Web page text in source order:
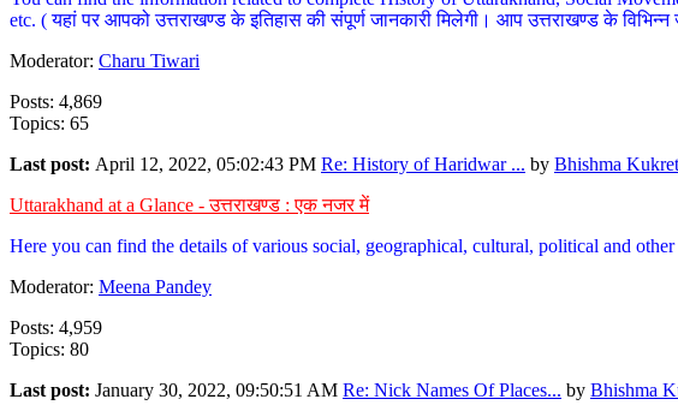
etc. ( यहां पर आपको उत्तराखण्ड के इतिहास की संपूर्ण जानकारी मिलेगी। आप उत्तराखण्ड के
Moderator: Charu Tiwari
Posts: 4,869
Topics: 65
Last post: April 12, 2022, 05:02:43 PM Re: History of Haridwar ... by Bhishma
Uttarakhand at a Glance - उत्तराखण्ड : एक नजर में
Here you can find the details of various social, geographical, cultural, political and
Moderator: Meena Pandey
Posts: 4,959
Topics: 80
Last post: January 30, 2022, 09:50:51 AM Re: Nick Names Of Places... by Bhishma